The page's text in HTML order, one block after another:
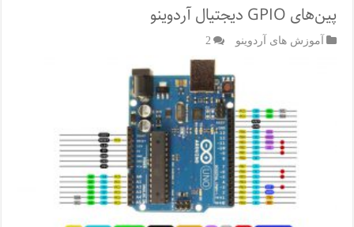
پین‌های GPIO دیجتیال آردوینو
آموزش های آردوینو 2